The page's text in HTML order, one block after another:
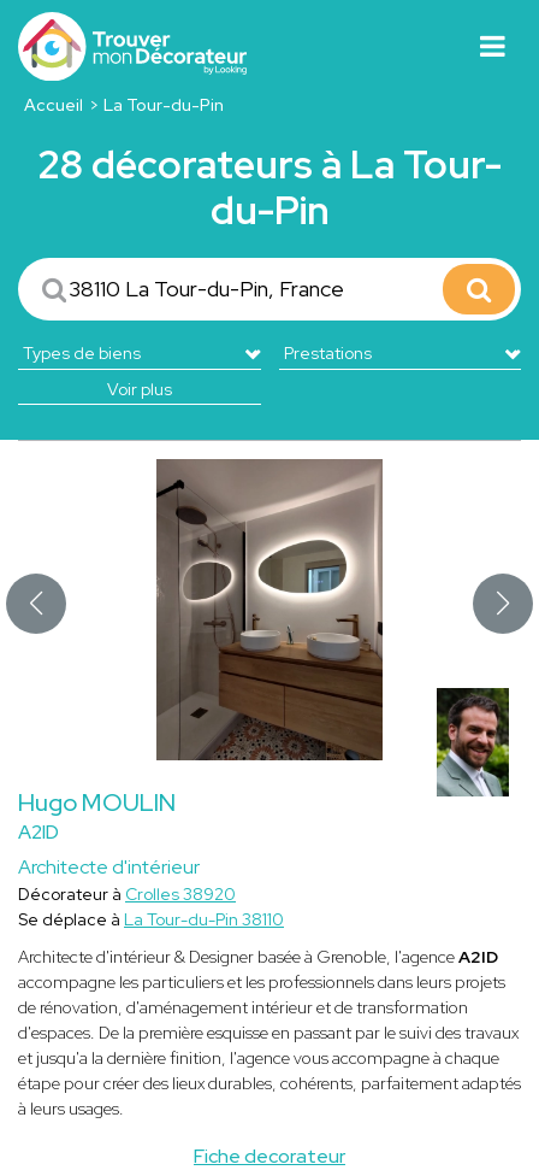
Accueil La Tour-du-Pin
28 décorateurs à La Tour-
du-Pin
Voir plus
Hugo MOULIN
A2ID
Architecte d'intérieur
Fiche decorateur
Décorateur à Crolles 38920
Se déplace à La Tour-du-Pin 38110
Architecte d'intérieur & Designer basée à Grenoble, l'agenceA2ID
accompagne les particuliers et les professionnels dans leurs projets
de rénovation, d'aménagement intérieur et de transformation
d'espaces. De la première esquisse en passant par le suivi des travaux
et jusqu'a la dernière finition, l'agence vous accompagne à chaque
étape pour créer des lieux durables, cohérents, parfaitement adaptés
à leurs usages.